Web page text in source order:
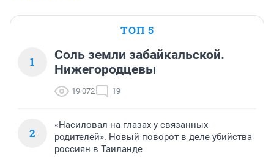
ТОП 5
1
Соль земли забайкальской.
Нижегородцевы
19 072 19
2
«Насиловал на глазах у связанных
родителей». Новый поворот в деле убийства
россиян в Таиланде